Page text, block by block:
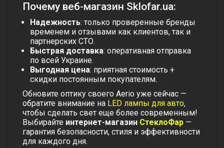
Почему веб-магазин Sklofar.ua:
Надежность: только проверенные бренды
временем и отзывами как клиентов, так и
партнерских СТО.
Быстрая доставка: оперативная отправка
по всей Украине.
Выгодная цена: приятная стоимость +
скидки постоянным покупателям.
Обновите оптику своего Aerio уже сейчас —
обратите внимание на LED лампы для авто,
чтобы сделать свет еще более современным!
Выбирайте интернет-магазин СтеклоФар —
гарантия безопасности, стиля и эффективности
для каждого дня.